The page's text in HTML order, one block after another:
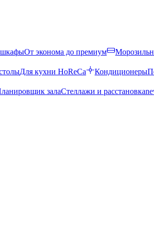
шкафыОт эконома до премиум
Для кухни HoReCa Кондиционеры
залаСтеллажи и расстановка